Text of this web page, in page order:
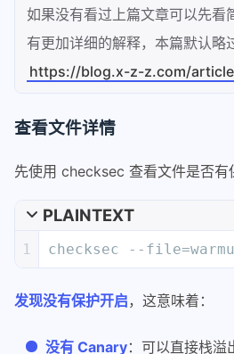
如果没有看过上篇文章可以先看
有更加详细的解释，本篇默认略
https://blog.x-z-z.com/
查看文件详情
先使用 checksec 查看文件是否有
PLAINTEXT
1 checksec --
发现没有保护开启，这意味着：
没有 Canary：可以直接栈溢